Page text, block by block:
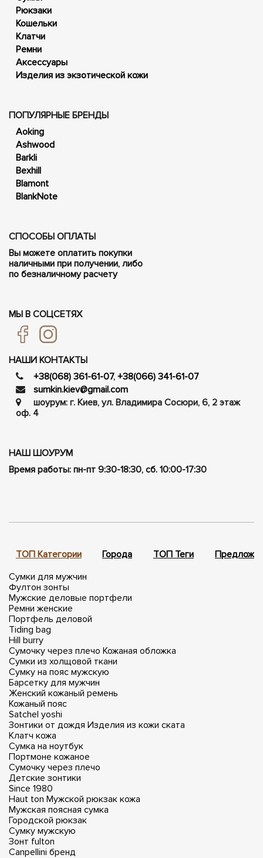
Рюкзаки
Кошельки
Клатчи
Ремни
Аксессуары
Изделия из экзотической кожи
ПОПУЛЯРНЫЕ БРЕНДЫ
Aoking
Ashwood
Barkli
Bexhill
Blamont
BlankNote
СПОСОБЫ ОПЛАТЫ
Вы можете оплатить покупки
наличными при получении, либо
по безналичному расчету
МЫ В СОЦСЕТЯХ
НАШИ КОНТАКТЫ
+38(068) 361-61-07, +38(066) 341-61-07
sumkin.kiev@gmail.com
шоурум: г. Киев, ул. Владимира Сосюри, ​​6, 2 этаж
оф. 4
НАШ ШОУРУМ
Время работы: пн-пт 9:30-18:30, сб. 10:00-17:30
ТОП Категории Города ТОП Теги
Сумки для мужчин
Фултон зонты
Мужские деловые портфели
Ремни женские
Портфель деловой
Tiding bag
Hill burry
Сумочку через плечо Кожаная обложка
Сумки из холщовой ткани
Сумку на пояс мужскую
Барсетку для мужчин
Женский кожаный ремень
Кожаный пояс
Satchel yoshi
Зонтики от дождя Изделия из кожи ската
Клатч кожа
Сумка на ноутбук
Портмоне кожаное
Сумочку через плечо
Детские зонтики
Since 1980
Haut ton Мужской рюкзак кожа
Мужская поясная сумка
Городской рюкзак
Сумку мужскую
Зонт fulton
Canpellini бренд